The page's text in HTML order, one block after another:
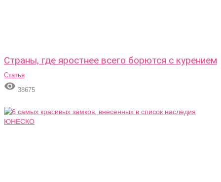
Страны, где яростнее всего борются с курением
Статья
 38675